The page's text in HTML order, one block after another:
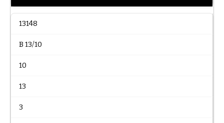
13148
B 13/10
10
13
3